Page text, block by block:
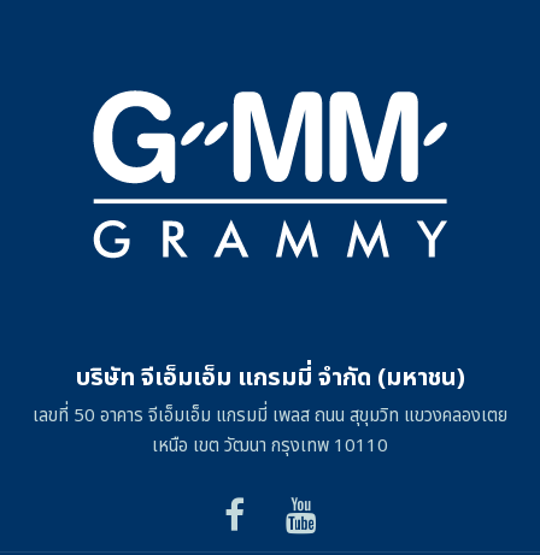
บริษัท จีเอ็มเอ็ม แกรมมี่ จำกัด (มหาชน)
เลขที่ 50 อาคาร จีเอ็มเอ็ม แกรมมี่ เพลส ถนน สุขุมวิท แขวงคลองเตย
เหนือ เขต วัฒนา กรุงเทพ 10110